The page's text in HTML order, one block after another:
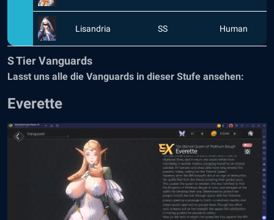
Lisandria SS Human
S Tier Vanguards
Lasst uns alle die Vanguards in dieser Stufe ansehen:
Everette